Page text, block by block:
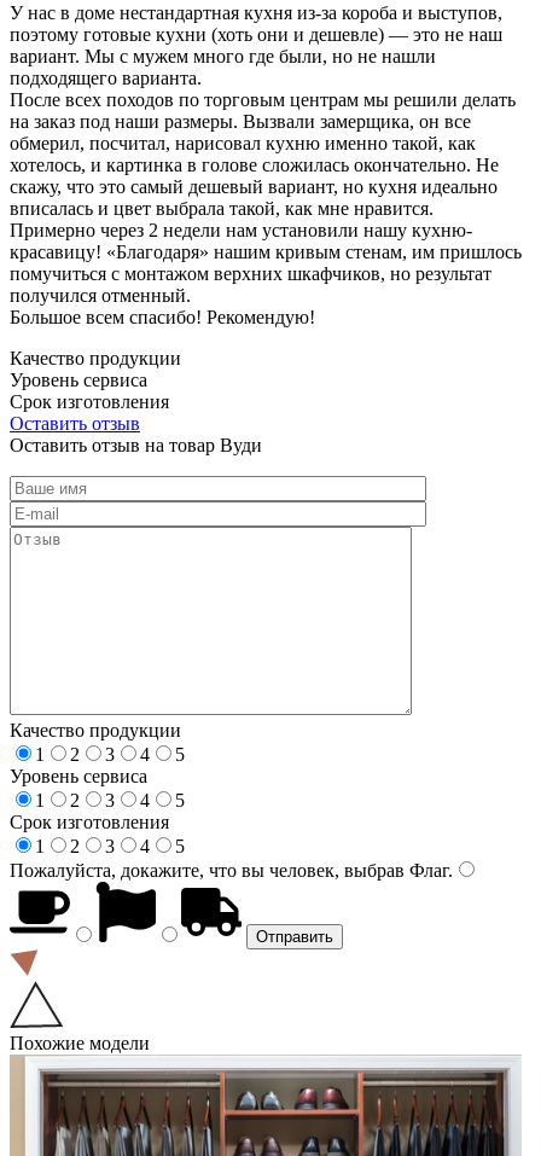
У нас в доме нестандартная кухня из-за короба и выступов,
поэтому готовые кухни (хоть они и дешевле) — это не наш
вариант. Мы с мужем много где были, но не нашли
подходящего варианта.
После всех походов по торговым центрам мы решили делать
на заказ под наши размеры. Вызвали замерщика, он все
обмерил, посчитал, нарисовал кухню именно такой, как
хотелось, и картинка в голове сложилась окончательно. Не
скажу, что это самый дешевый вариант, но кухня идеально
вписалась и цвет выбрала такой, как мне нравится.
Примерно через 2 недели нам установили нашу кухню-
красавицу! «Благодаря» нашим кривым стенам, им пришлось
помучиться с монтажом верхних шкафчиков, но результат
получился отменный.
Большое всем спасибо! Рекомендую!
Качество продукции
Уровень сервиса
Срок изготовления
Оставить отзыв
Оставить отзыв на товар Вуди
Качество продукции
1
2 3 4
5
Уровень сервиса
1
2 3 4
5
Срок изготовления
1
2 3 4
5
Пожалуйста, докажите, что вы человек, выбрав Флаг.
Похожие модели